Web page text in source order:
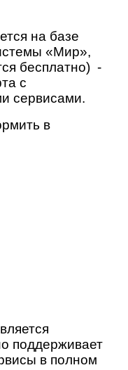
на базе
«Мир»,
бесплатно) -
с
сервисами.
в
поддерживает
в полном